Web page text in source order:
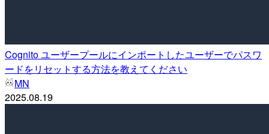
Cognito ユーザープールにインポートしたユーザーでパスワ
ードをリセットする方法を教えてください
MN
2025.08.19